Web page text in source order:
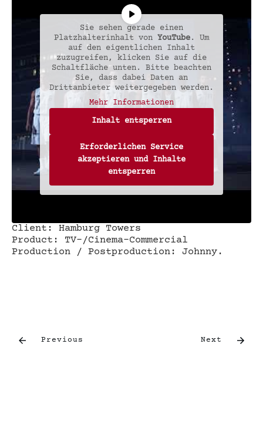
Sie sehen gerade einen
Platzhalterinhalt von YouTube. Um
auf den eigentlichen Inhalt
zuzugreifen, klicken Sie auf die
Schaltfläche unten. Bitte beachten
Sie, dass dabei Daten an
Drittanbieter weitergegeben werden.
Mehr Informationen
Inhalt entsperren
Erforderlichen Service
akzeptieren und Inhalte
entsperren
Client: Hamburg Towers
Product: TV-/Cinema-Commercial
Production / Postproduction: Johnny.
Previous Next